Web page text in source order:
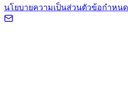
นโยบายความเป็นส่วนตัวข้อกำหน